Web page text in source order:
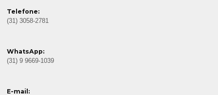
Telefone:
(31) 3058-2781
WhatsApp:
(31) 9 9669-1039
E-mail: